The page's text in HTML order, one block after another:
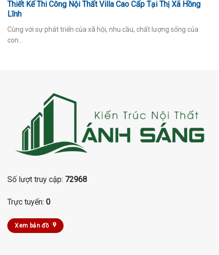
Thiết Kế Thi Công Nội Thất Villa Cao Cấp Tại Thị Xã Hồng
Lĩnh
Cùng với sự phát triển của xã hội, nhu cầu, chất lượng sống của
con...
Số lượt truy cập: 72968
Trực tuyến: 0
Xem bản đồ